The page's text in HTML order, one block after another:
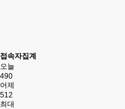
접속자집계
오늘
490
어제
512
최대